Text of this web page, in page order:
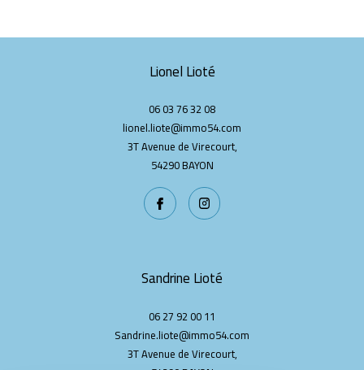
Lionel Lioté
06 03 76 32 08
lionel.liote@immo54.com
3T Avenue de Virecourt,
54290 BAYON
Sandrine Lioté
06 27 92 00 11
Sandrine.liote@immo54.com
3T Avenue de Virecourt,